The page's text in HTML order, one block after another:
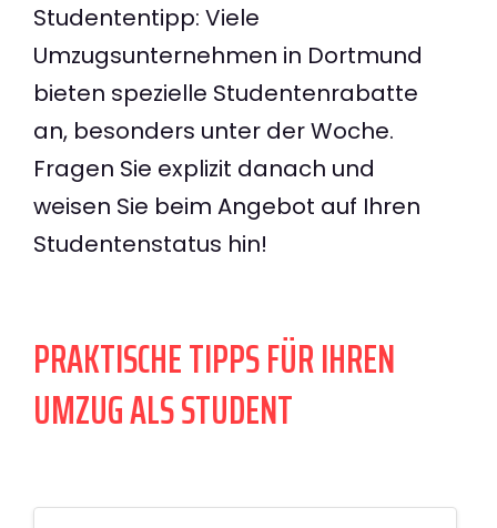
Studententipp: Viele
Umzugsunternehmen in Dortmund
bieten spezielle Studentenrabatte
an, besonders unter der Woche.
Fragen Sie explizit danach und
weisen Sie beim Angebot auf Ihren
Studentenstatus hin!
PRAKTISCHE TIPPS FÜR IHREN
UMZUG ALS STUDENT